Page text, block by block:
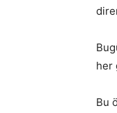
her
Bu